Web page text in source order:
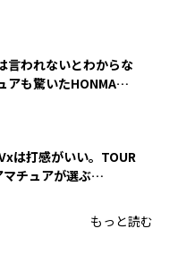
言われないとわからな
アも驚いたHONMA
は打感がいい。TOUR
チュアが選ぶ
もっと読む